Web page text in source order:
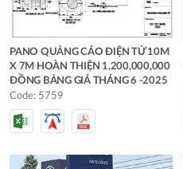
PANO QUẢNG CÁO ĐIỆN TỬ 10M
X 7M HOÀN THIỆN 1,200,000,000
ĐỒNG BẢNG GIÁ THÁNG 6 -2025
Code: 5759